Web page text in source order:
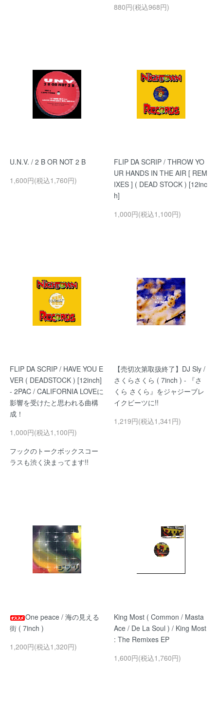
880円(税込968円)
U.N.V. / 2 B OR NOT 2 B
1,600円(税込1,760円)
FLIP DA SCRIP / THROW YO
UR HANDS IN THE AIR [ REM
IXES ] ( DEAD STOCK ) [12inc
h]
1,000円(税込1,100円)
FLIP DA SCRIP / HAVE YOU E
VER ( DEADSTOCK ) [12inch]
- 2PAC / CALIFORNIA LOVEに
影響を受けたと思われる曲構
成！
1,000円(税込1,100円)
フックのトークボックスコー
ラスも渋く決まってます!!
【売切次第取扱終了】DJ Sly /
さくらさくら ( 7inch ) - 『さ
くら さくら』をジャジーブレ
イクビーツに!!
1,219円(税込1,341円)
One peace / 海の見える
街 ( 7inch )
1,200円(税込1,320円)
King Most ( Common / Masta
Ace / De La Soul ) / King Most
: The Remixes EP
1,600円(税込1,760円)